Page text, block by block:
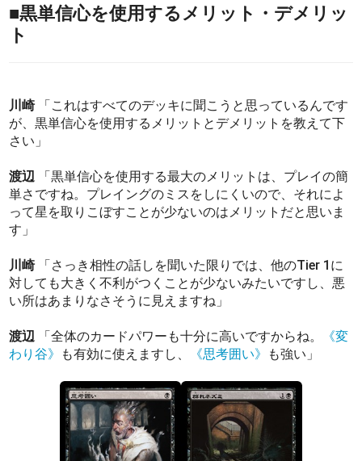
■黒単信心を使用するメリット・デメリッ
ト
川崎「これはすべてのデッキに聞こうと思っているんです
が、黒単信心を使用するメリットとデメリットを教えて下
さい」
渡辺 「黒単信心を使用する最大のメリットは、プレイの簡
単さですね。プレイングのミスをしにくいので、それによ
って星を取りこぼすことが少ないのはメリットだと思いま
す」
川崎「さっき相性の話しを聞いた限りでは、他のTier 1に
対しても大きく不利がつくことが少ないみたいですし、悪
い所はあまりなさそうに見えますね」
渡辺 「全体のカードパワーも十分に高いですからね。
《変
わり谷》
も有効に使えますし、 《思考囲い》 も強い」